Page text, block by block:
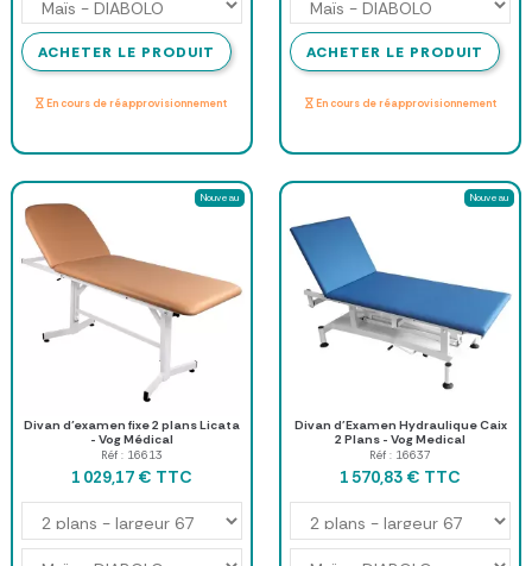
ACHETER LE PRODUIT
En cours de réapprovisionnement
ACHETER LE PRODUIT
En cours de réapprovisionnement
Nouveau
Divan d’examen fixe 2 plans Licata
- Vog Médical
Réf : 16613
1 029,17 € TTC
Nouveau
Divan d'Examen Hydraulique Caix
2 Plans - Vog Medical
Réf : 16637
1 570,83 € TTC